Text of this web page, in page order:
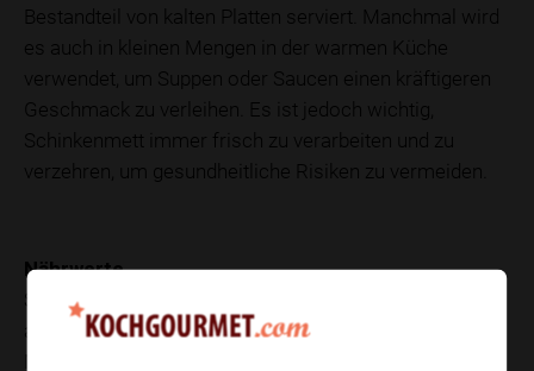
Bestandteil von kalten Platten serviert. Manchmal wird
es auch in kleinen Mengen in der warmen Küche
verwendet, um Suppen oder Saucen einen kräftigeren
Geschmack zu verleihen. Es ist jedoch wichtig,
Schinkenmett immer frisch zu verarbeiten und zu
verzehren, um gesundheitliche Risiken zu vermeiden.
Nährwerte
Schinkenmett ist ein kalorienreiches Lebensmittel, das
aufgrund seines hohen Fettgehalts eine energiereiche